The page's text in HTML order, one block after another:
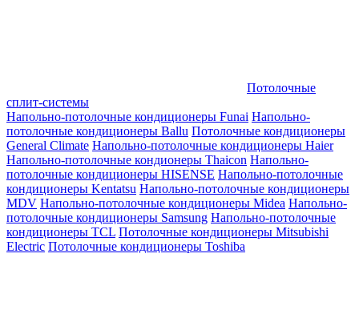
Потолочные
сплит-системы
Напольно-потолочные кондиционеры Funai Напольно-
потолочные кондиционеры Ballu Потолочные кондиционеры
General Climate Напольно-потолочные кондиционеры Haier
Напольно-потолочные кондионеры Thaicon Напольно-
потолочные кондиционеры HISENSE Напольно-потолочные
кондиционеры Kentatsu Напольно-потолочные кондиционеры
MDV Напольно-потолочные кондиционеры Midea Напольно-
потолочные кондиционеры Samsung Напольно-потолочные
кондиционеры TCL Потолочные кондиционеры Mitsubishi
Electric Потолочные кондиционеры Toshiba